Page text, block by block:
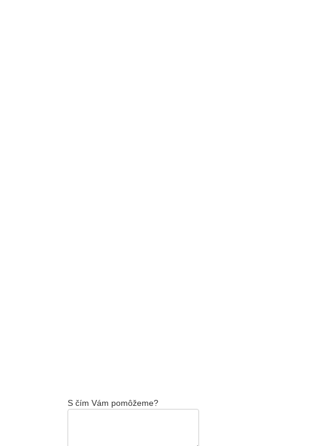
S čím Vám pomôžeme?